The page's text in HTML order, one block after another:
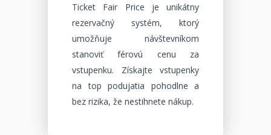
Ticket Fair Price je unikátny
rezervačný systém, ktorý
umožňuje návštevníkom
stanoviť férovú cenu za
vstupenku. Získajte vstupenky
na top podujatia pohodlne a
bez rizika, že nestihnete nákup.